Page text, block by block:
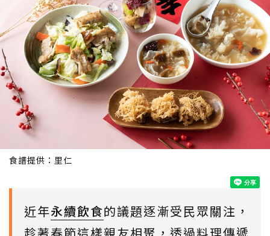
食譜提供：里仁
近年永續飲食的議題逐漸受民眾關注，